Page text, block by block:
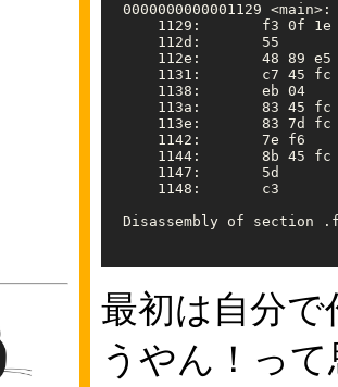
0000000000001129 <main>:
1129:       f3 0f
112d:       55
112e:       48 89
    1131:       c7 45
1138:       eb 04
    113a:       83 45
    113e:       83 7d
1142:       7e f6
    1144:       8b 45
1147:       5d
1148:       c3
Disassembly of section
最初は自分
うやん！っ